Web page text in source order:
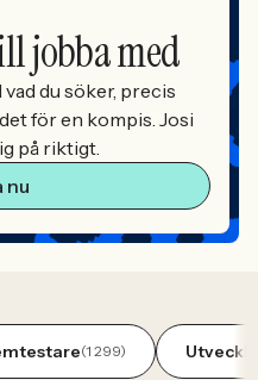
jobba med
du söker, precis
för en kompis. Josi
på riktigt.
nu
(1 299)